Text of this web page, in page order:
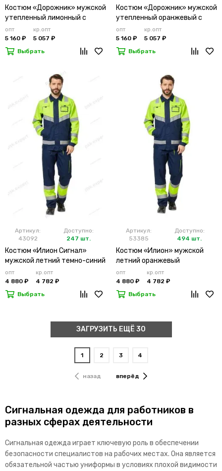
Костюм «Дорожник» мужской
утепленный лимонный с
брюками
опт
5 160 ₽
кр.опт
5 057 ₽
Выбрать
Костюм «Дорожник» мужской
утепленный оранжевый с
брюками
опт
5 160 ₽
кр.опт
5 057 ₽
Выбрать
Артикул:
43092
Доступно:
247 шт.
Костюм «Илион Сигнал»
мужской летний темно-синий
опт
4 880 ₽
кр.опт
4 782 ₽
Выбрать
Артикул:
53385
Доступно:
494 шт.
Костюм «Илион» мужской
летний оранжевый
опт
4 880 ₽
кр.опт
4 782 ₽
Выбрать
ЗАГРУЗИТЬ ЕЩЁ 30
назад
1 2 3 4
вперёд
Сигнальная одежда для работников в
разных сферах деятельности
Сигнальная одежда играет ключевую роль в обеспечении
безопасности специалистов на рабочих местах. Она является
обязательной частью униформы в условиях плохой видимости